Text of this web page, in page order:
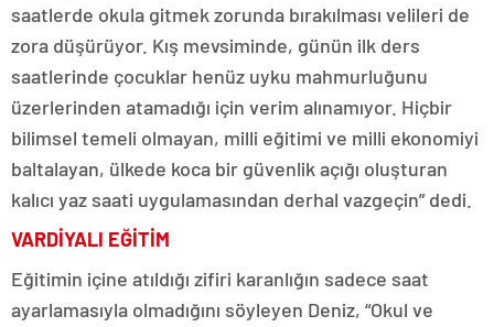
saatlerde okula gitmek zorunda bırakılması velileri de
zora düşürüyor. Kış mevsiminde, günün ilk ders
saatlerinde çocuklar henüz uyku mahmurluğunu
üzerlerinden atamadığı için verim alınamıyor. Hiçbir
bilimsel temeli olmayan, milli eğitimi ve milli ekonomiyi
baltalayan, ülkede koca bir güvenlik açığı oluşturan
kalıcı yaz saati uygulamasından derhal vazgeçin” dedi.
VARDİYALI EĞİTİM
Eğitimin içine atıldığı zifiri karanlığın sadece saat
ayarlamasıyla olmadığını söyleyen Deniz, “Okul ve